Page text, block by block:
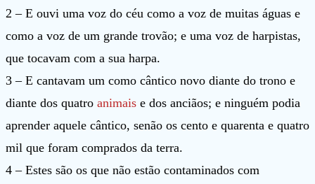
2 – E ouvi uma voz do céu como a voz de muitas águas e
como a voz de um grande trovão; e uma voz de harpistas,
que tocavam com a sua harpa.
3 – E cantavam um como cântico novo diante do trono e
diante dos quatro animais e dos anciãos; e ninguém podia
aprender aquele cântico, senão os cento e quarenta e quatro
mil que foram comprados da terra.
4 – Estes são os que não estão contaminados com